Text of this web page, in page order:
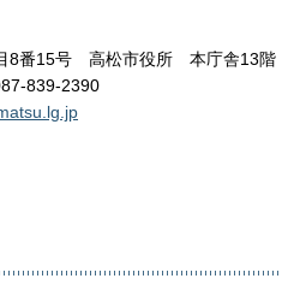
8番15号 高松市役所 本庁舎13階
839-2390